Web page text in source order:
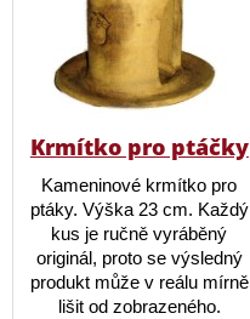
Krmítko pro ptáčky
Kameninové krmítko pro
ptáky. Výška 23 cm. Každý
kus je ručně vyráběný
originál, proto se výsledný
produkt může v reálu mírně
lišit od zobrazeného.